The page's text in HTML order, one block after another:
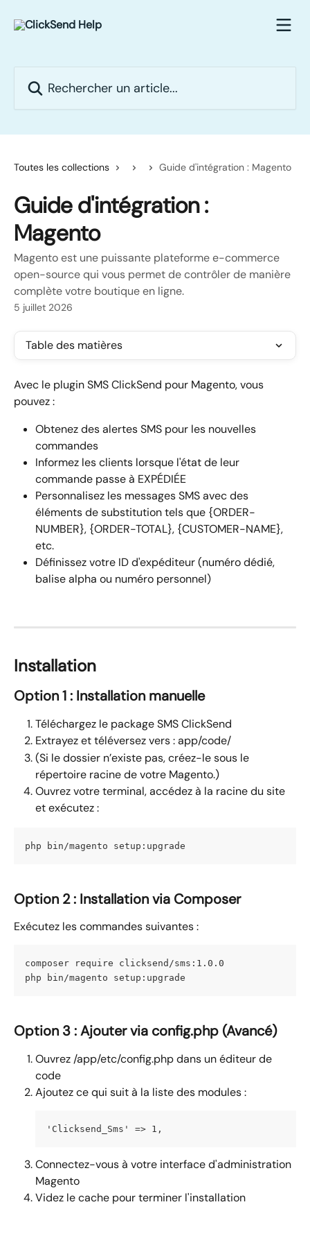
Toutes les collections Guide d'intégration : Magento
Guide d'intégration :
Magento
Magento est une puissante plateforme e-commerce
open-source qui vous permet de contrôler de manière
complète votre boutique en ligne.
5 juillet 2026
Table des matières
Avec le plugin SMS ClickSend pour Magento, vous
pouvez :
Obtenez des alertes SMS pour les nouvelles
commandes
Informez les clients lorsque l'état de leur
commande passe à EXPÉDIÉE
Personnalisez les messages SMS avec des
éléments de substitution tels que {ORDER-
NUMBER}, {ORDER-TOTAL}, {CUSTOMER-NAME},
etc.
Définissez votre ID d'expéditeur (numéro dédié,
balise alpha ou numéro personnel)
Installation
Option 1 : Installation manuelle
Téléchargez le package SMS ClickSend
Extrayez et téléversez vers : app/code/
(Si le dossier n’existe pas, créez-le sous le
répertoire racine de votre Magento.)
Ouvrez votre terminal, accédez à la racine du site
et exécutez :
php bin/magento setup:upgrade
Option 2 : Installation via Composer
Exécutez les commandes suivantes :
composer require clicksend/sms:1.0.0
php bin/magento setup:upgrade
Option 3 : Ajouter via config.php (Avancé)
Ouvrez /app/etc/config.php dans un éditeur de
code
Ajoutez ce qui suit à la liste des modules :
'Clicksend_Sms' => 1,
Connectez-vous à votre interface d'administration
Magento
Videz le cache pour terminer l'installation